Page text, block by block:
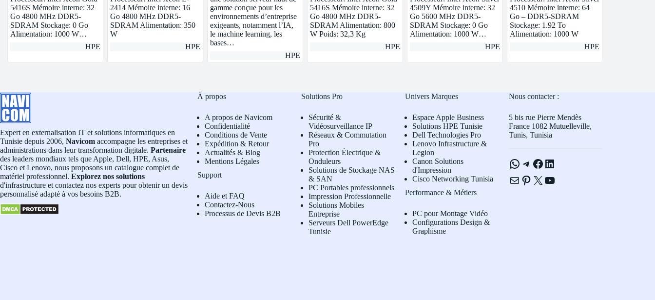
5416S Mémoire interne: 32
Go 4800 MHz DDR5-
SDRAM Stockage: 0 Go
Alimentation: 1000 W…
HPE
2414 Mémoire interne: 16
Go 4800 MHz DDR5-
SDRAM Alimentation: 350
W
HPE
gamme conçue pour les
environnements d’entreprise
exigeants, notamment l’IA,
le machine learning, les
bases…
HPE
5416S Mémoire interne: 32
Go 4800 MHz DDR5-
SDRAM Alimentation: 800
W Poids: 32,3 Kg
HPE
4509Y Mémoire interne: 32
Go 5600 MHz DDR5-
SDRAM Stockage: 0 Go
Alimentation: 1000 W…
HPE
4510 Mémoire interne: 64
Go – DDR5-SDRAM
Stockage: 1.92 To
Alimentation: 1000 W
HPE
Expert en externalisation IT et solutions informatiques en
Tunisie depuis 2006, Navicom accompagne les entreprises et
administrations dans leur transformation digitale. Partenaire
des leaders mondiaux tels que Apple, Dell, HPE, Asus,
Cisco et Lenovo, nous proposons un catalogue complet de
matériel professionnel. Explorez nos solutions
d'infrastructure et contactez nos experts pour obtenir un devis
personnalisé adapté à vos besoins B2B.
À propos
A propos de Navicom
Confidentialité
Conditions de Vente
Expédition & Retour
Actualités & Blog
Mentions Légales
Support
Aide et FAQ
Contactez-Nous
Processus de Devis B2B
Solutions Pro
Sécurité &
Vidéosurveillance IP
Réseaux & Commutation
Pro
Protection Électrique &
Onduleurs
Solutions de Stockage NAS
& SAN
PC Portables professionnels
Impression Professionnelle
Solutions Mobiles
Entreprise
Serveurs Dell PowerEdge
Tunisie
Univers Marques
Espace Apple Business
Solutions HPE Tunisie
Dell Technologies Pro
Lenovo Infrastructure &
Legion
Canon Solutions
d'Impression
Cisco Networking Tunisia
Performance & Métiers
PC pour Montage Vidéo
Configurations Design &
Graphisme
Nous contacter :
5 bis rue Pierre Mendès
France 1082 Mutuelleville,
Tunis, Tunisia
WhatsApp
Telegram
Facebook
LinkedIn
E-mailPinterest
X YouTube